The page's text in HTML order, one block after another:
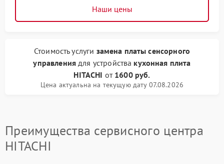
Наши цены
Стоимость услуги замена платы сенсорного
управления для устройства кухонная плита
HITACHI от 1600 руб.
Цена актуальна на текущую дату 07.08.2026
Преимущества сервисного центра
HITACHI